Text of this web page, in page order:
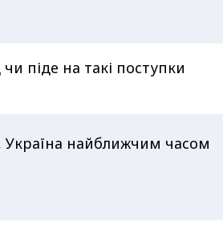
піде на такі поступки
найближчим часом